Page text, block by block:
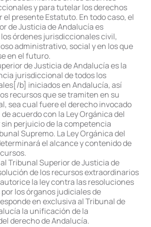
y para tutelar los derechos
el presente Estatuto. En todo caso, el
de Justicia de Andalucía es
órdenes jurisdiccionales civil,
administrativo, social y en los que
en el futuro.
de Justicia de Andalucía es la
jurisdiccional de todos los
b] iniciados en Andalucía, así
recursos que se tramiten en su
sea cual fuere el derecho invocado
acuerdo con la Ley Orgánica del
sin perjuicio de la competencia
Supremo. La Ley Orgánica del
el alcance y contenido de
Tribunal Superior de Justicia de
de los recursos extraordinarios
la ley contra las resoluciones
los órganos judiciales de
en exclusiva al Tribunal de
la unificación de la
derecho de Andalucía.